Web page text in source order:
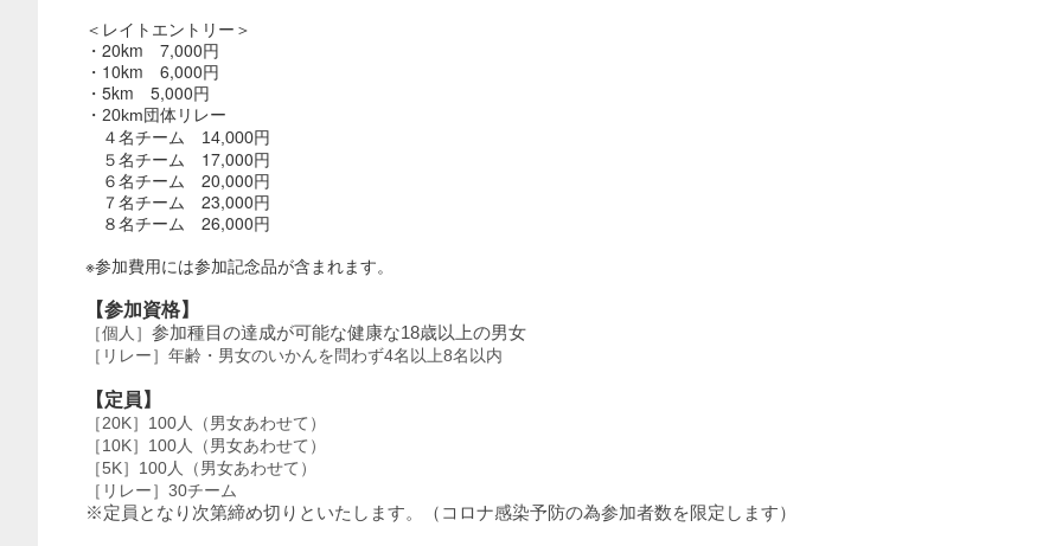
＜レイトエントリー＞
・20km 7,000円
・10km 6,000円
・5km 5,000円
・ 20km団体リレー
４名チーム 14,000円
５名チーム 17,000円
６名チーム 20,000円
７名チーム 23,000円
８名チーム 26,000円
※参加費用には参加記念品が含まれます。
【参加資格】
［個人］ 参加種目の達成が可能な健康な18歳以上の男女
［リレー］年齢・男女のいかんを問わず4名以上8名以内
【定員】
［20K］100人（男女あわせて）
［10K］100人（男女あわせて）
［5K］100人（男女あわせて）
［リレー］30チーム
※定員となり次第締め切りといたします。（コロナ感染予防の為参加者数を限定します）